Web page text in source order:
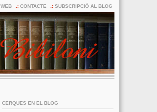
SUBSCRIPCIÓ AL BLOG
CONTACTE
WEB
CERQUES EN EL BLOG